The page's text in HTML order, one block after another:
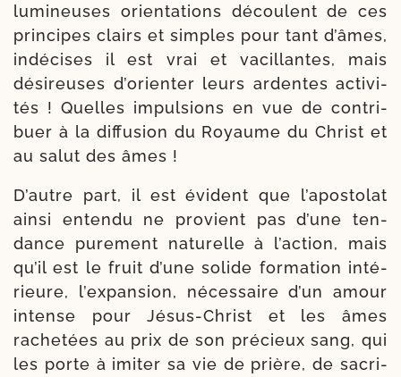
lumi­neuses orienta­tions découlent de ces
prin­cipes clairs et simples pour tant d’âmes,
indé­cises il est vrai et vacillantes, mais
dési­reuses d’orienter leurs ardentes acti­vi­
tés ! Quelles impul­sions en vue de contri­
buer à la dif­fu­sion du Royaume du Christ et
au salut des âmes !
D’autre part, il est évident que l’apostolat
ain­si enten­du ne pro­vient pas d’une ten­
dance pure­ment natu­relle à l’action, mais
qu’il est le fruit d’une solide for­ma­tion inté­
rieure, l’expansion, néces­saire d’un amour
intense pour Jésus-​Christ et les âmes
rache­tées au prix de son pré­cieux sang, qui
les porte à imi­ter sa vie de prière, de sacri­